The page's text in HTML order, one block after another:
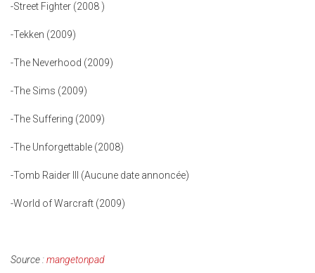
-Street Fighter (2008 )
-Tekken (2009)
-The Neverhood (2009)
-The Sims (2009)
-The Suffering (2009)
-The Unforgettable (2008)
-Tomb Raider III (Aucune date annoncée)
-World of Warcraft (2009)
Source :mangetonpad